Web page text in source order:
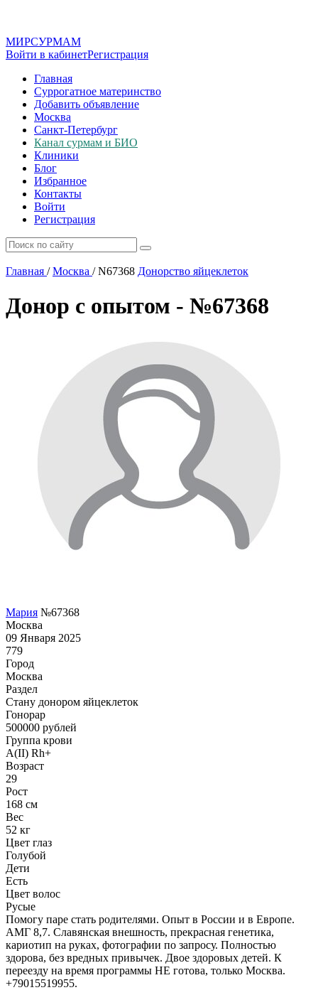
МИРСУРМАМ
Войти в кабинетРегистрация
Главная
Суррогатное материнство
Добавить объявление
Москва
Санкт-Петербург
Канал сурмам и БИО
Клиники
Блог
Избранное
Контакты
Войти
Регистрация
Главная / Москва /N67368 Донорство яйцеклеток
Донор с опытом - №67368
Мария №67368
Москва
09 Января 2025
779
Город
Москва
Раздел
Стану донором яйцеклеток
Гонoрар
500000 рублей
Группа крови
A(II) Rh+
Возраст
29
Рост
168 см
Вес
52 кг
Цвет глаз
Голубой
Дети
Есть
Цвет волос
Русые
Помогу паре стать родителями. Опыт в России и в Европе.
АМГ 8,7. Славянская внешность, прекрасная генетика,
кариотип на руках, фотографии по запросу. Полностью
здорова, без вредных привычек. Двое здоровых детей. К
переезду на время программы НЕ готова, только Москва.
+79015519955.